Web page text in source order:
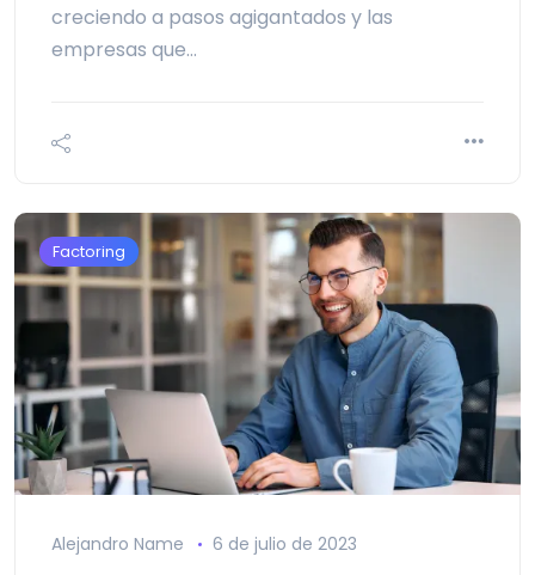
creciendo a pasos agigantados y las
empresas que…
Factoring
Alejandro Name 6 de julio de 2023